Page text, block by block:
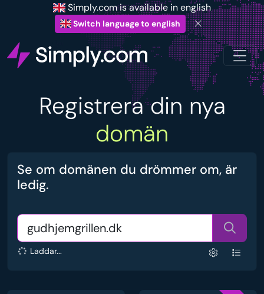
Simply.com is available in english
Switch language to english
Registrera din nya
domän
Se om domänen du drömmer om, är
ledig.
Laddar...